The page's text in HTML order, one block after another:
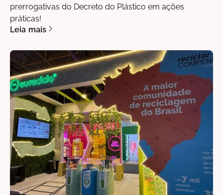
prerrogativas do Decreto do Plástico em ações
práticas!
Leia mais